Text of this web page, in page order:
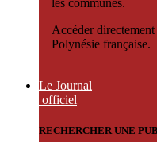
les communes.
Accéder
Polynésie française.
Le Journal
officiel
RECHERCHER UNE